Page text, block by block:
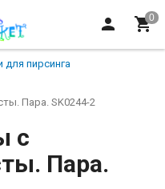
для пирсинга
Пара. SK0244-2
с
Пара.